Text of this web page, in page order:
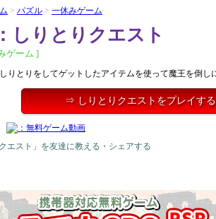
> パズル > 一休みゲーム
しりとりクエスト
ゲーム ]
しりとりをしてゲットしたアイテムを使って魔王を倒し
⇒ しりとりクエストをプレイする
エスト」を友達に教える・シェアする